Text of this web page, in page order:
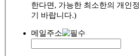
한다면, 가능한 최소한의 개인
기 바랍니다.)
메일주소